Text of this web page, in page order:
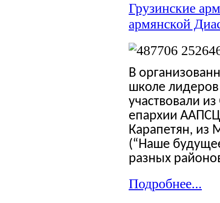
Грузинские
армянской
В
школе
участвовали
епархии
Карапетян, из
(“Наше
разных
Подробнее...